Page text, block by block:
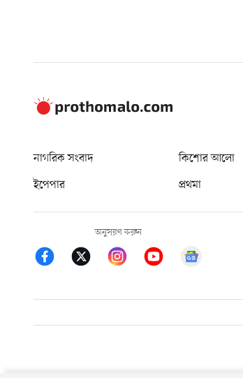
নাগরিক সংবাদ কিশোর আলো
ইপেপার
প্রথমা
অনুসরণ করুন